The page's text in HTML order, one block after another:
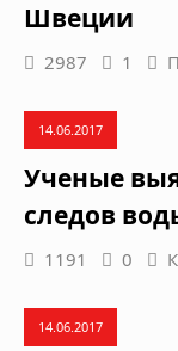
Швеции
2987 1
14.06.2017
Ученые
следов
1191 0
14.06.2017